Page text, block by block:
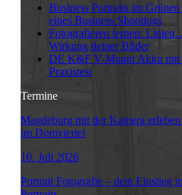
Business Portraits im
eines Business Shootings
Fotografieren lernen:
Wirkung deiner Bilder
DE K&F V-Mount Akku mit
Praxistest
Termine
Magdeburg mit der Kamera
im Domviertel
10. Juli 2026
Portrait Fotografie – dein Einstieg